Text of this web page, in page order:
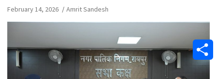
February 14, 2026 Amrit Sandesh
S